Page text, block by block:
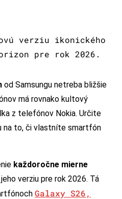
verziu ikonického
pre rok 2026.
od Samsungu netreba bližšie
má rovnako kultový
z telefónov Nokia. Určite
na to, či vlastníte smartfón
každoročne mierne
verziu pre rok 2026. Tá
Galaxy S26,